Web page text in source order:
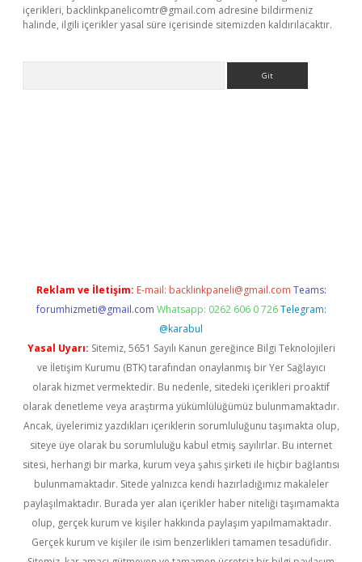
içerikleri, backlinkpanelicomtr@gmail.com adresine bildirmeniz
halinde, ilgili içerikler yasal süre içerisinde sitemizden kaldırılacaktır.
Reklam ve İletişim: E-mail: backlinkpaneli@gmail.com Teams:
forumhizmeti@gmail.com Whatsapp: 0262 606 0 726 Telegram:
@karabul
Yasal Uyarı: Sitemiz, 5651 Sayılı Kanun gereğince Bilgi Teknolojileri
ve İletişim Kurumu (BTK) tarafından onaylanmış bir Yer Sağlayıcı
olarak hizmet vermektedir. Bu nedenle, sitedeki içerikleri proaktif
olarak denetleme veya araştırma yükümlülüğümüz bulunmamaktadır.
Ancak, üyelerimiz yazdıkları içeriklerin sorumluluğunu taşımakta olup,
siteye üye olarak bu sorumluluğu kabul etmiş sayılırlar. Bu internet
sitesi, herhangi bir marka, kurum veya şahıs şirketi ile hiçbir bağlantısı
bulunmamaktadır. Sitede yalnızca kendi hazırladığımız makaleler
paylaşılmaktadır. Burada yer alan içerikler haber niteliği taşımamakta
olup, gerçek kurum ve kişiler hakkında paylaşım yapılmamaktadır.
Gerçek kurum ve kişiler ile isim benzerlikleri tamamen tesadüfidir.